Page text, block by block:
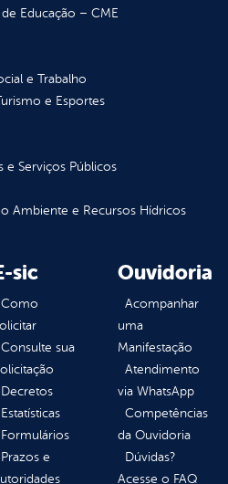
Educação – CME
e Trabalho
e Esportes
e Serviços Públicos
Ambiente e Recursos Hídricos
sic
Como
Consulte sua
Decretos
Estatísticas
Formulários
Prazos e
Ouvidoria
Acompanhar
uma
Manifestação
Atendimento
via WhatsApp
Competências
da Ouvidoria
Dúvidas?
Acesse o FAQ